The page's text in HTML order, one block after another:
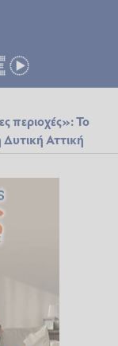
περιοχές»: Το
Αττική